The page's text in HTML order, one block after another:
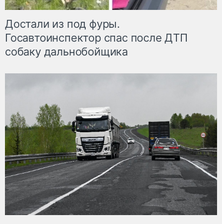
Достали из под фуры.
Госавтоинспектор спас после ДТП
собаку дальнобойщика